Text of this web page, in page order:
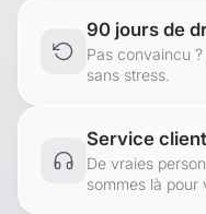
90 jours de
Pas convaincu
sans stress.
Service
De vraies
sommes là pour